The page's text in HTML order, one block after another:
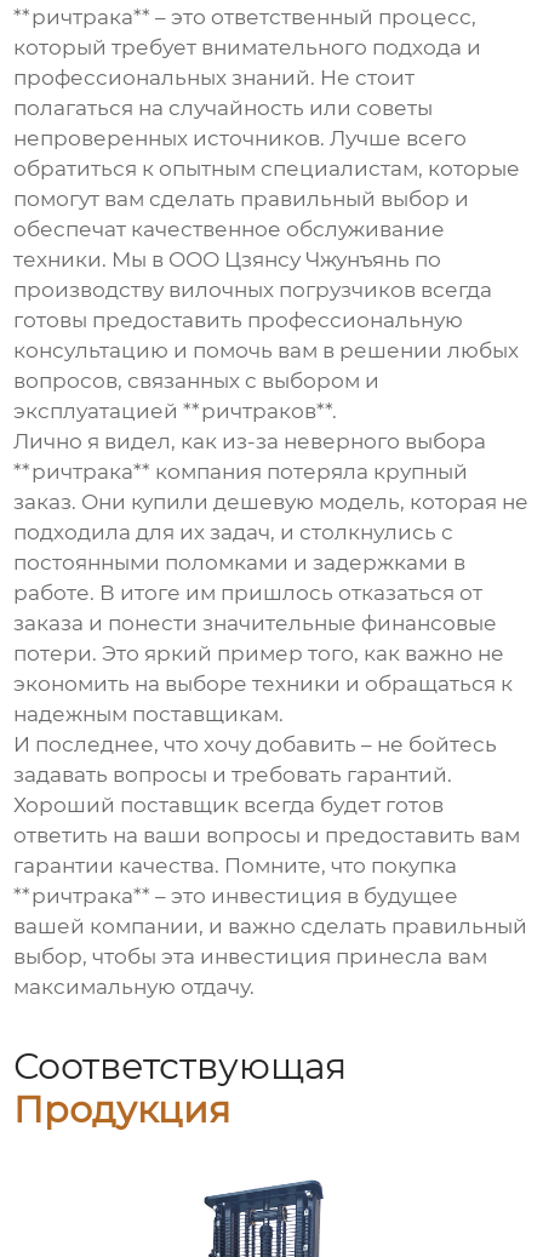
**ричтрака** – это ответственный процесс,
который требует внимательного подхода и
профессиональных знаний. Не стоит
полагаться на случайность или советы
непроверенных источников. Лучше всего
обратиться к опытным специалистам, которые
помогут вам сделать правильный выбор и
обеспечат качественное обслуживание
техники. Мы в ООО Цзянсу Чжунъянь по
производству вилочных погрузчиков всегда
готовы предоставить профессиональную
консультацию и помочь вам в решении любых
вопросов, связанных с выбором и
эксплуатацией **ричтраков**.
Лично я видел, как из-за неверного выбора
**ричтрака** компания потеряла крупный
заказ. Они купили дешевую модель, которая не
подходила для их задач, и столкнулись с
постоянными поломками и задержками в
работе. В итоге им пришлось отказаться от
заказа и понести значительные финансовые
потери. Это яркий пример того, как важно не
экономить на выборе техники и обращаться к
надежным поставщикам.
И последнее, что хочу добавить – не бойтесь
задавать вопросы и требовать гарантий.
Хороший поставщик всегда будет готов
ответить на ваши вопросы и предоставить вам
гарантии качества. Помните, что покупка
**ричтрака** – это инвестиция в будущее
вашей компании, и важно сделать правильный
выбор, чтобы эта инвестиция принесла вам
максимальную отдачу.
Соответствующая
Продукция